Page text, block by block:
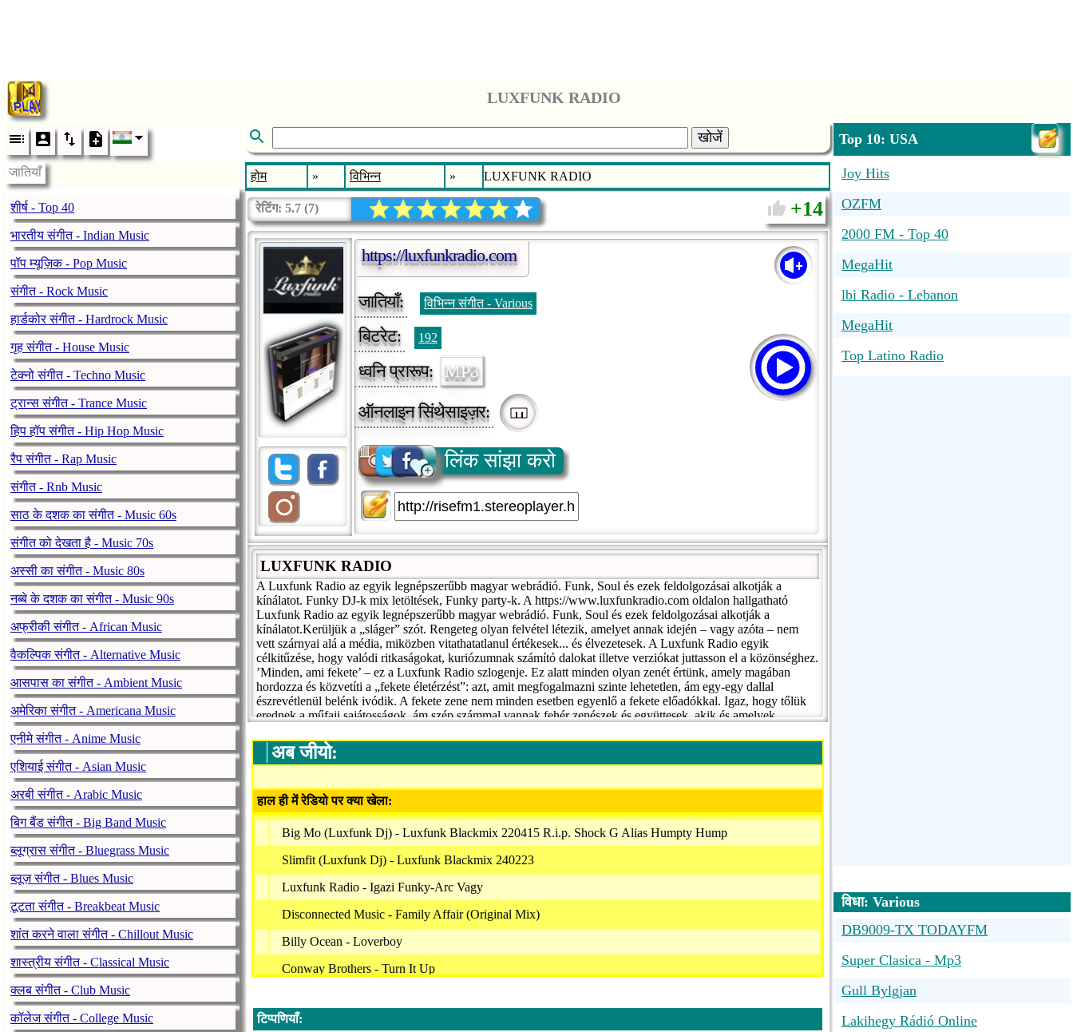
LUXFUNK RADIO
जातियाँ
शीर्ष - Top 40
भारतीय संगीत - Indian Music
पॉप म्यूज़िक - Pop Music
संगीत - Rock Music
हार्डकोर संगीत - Hardrock Music
गृह संगीत - House Music
टेक्नो संगीत - Techno Music
ट्रान्स संगीत - Trance Music
हिप हॉप संगीत - Hip Hop Music
रैप संगीत - Rap Music
संगीत - Rnb Music
साठ के दशक का संगीत - Music 60s
संगीत को देखता है - Music 70s
अस्सी का संगीत - Music 80s
नब्बे के दशक का संगीत - Music 90s
अफ्रीकी संगीत - African Music
वैकल्पिक संगीत - Alternative Music
आसपास का संगीत - Ambient Music
अमेरिका संगीत - Americana Music
एनीमे संगीत - Anime Music
एशियाई संगीत - Asian Music
अरबी संगीत - Arabic Music
बिग बैंड संगीत - Big Band Music
ब्लूग्रास संगीत - Bluegrass Music
ब्लूज़ संगीत - Blues Music
टूटता संगीत - Breakbeat Music
शांत करने वाला संगीत - Chillout Music
शास्त्रीय संगीत - Classical Music
क्लब संगीत - Club Music
कॉलेज संगीत - College Music
खोजें
होम » विभिन्न » LUXFUNK RADIO
रेटिंग: 5.7 (7) 14
https://luxfunkradio.com
जातियाँ: विभिन्न संगीत - Various
बिटरेट: 192
ध्वनि प्रारूप: MP3
ऑनलाइन सिंथेसाइज़र:
लिंक सांझा करो
LUXFUNK RADIO
A Luxfunk Radio az egyik legnépszerűbb magyar webrádió. Funk, Soul és ezek feldolgozásai alkotják a
kínálatot. Funky DJ-k mix letöltések, Funky party-k. A https://www.luxfunkradio.com oldalon hallgatható
Luxfunk Radio az egyik legnépszerűbb magyar webrádió. Funk, Soul és ezek feldolgozásai alkotják a
kínálatot.Kerüljük a „sláger” szót. Rengeteg olyan felvétel létezik, amelyet annak idején – vagy azóta – nem
vett szárnyai alá a média, miközben vitathatatlanul értékesek... és élvezetesek. A Luxfunk Radio egyik
célkitűzése, hogy valódi ritkaságokat, kuriózumnak számító dalokat illetve verziókat juttasson el a közönséghez.
’Minden, ami fekete’ – ez a Luxfunk Radio szlogenje. Ez alatt minden olyan zenét értünk, amely magában
hordozza és közvetíti a „fekete életérzést”: azt, amit megfogalmazni szinte lehetetlen, ám egy-egy dallal
észrevétlenül belénk ivódik. A fekete zene nem minden esetben egyenlő a fekete előadókkal. Igaz, hogy tőlük
erednek a műfaji sajátosságok, ám szép számmal vannak fehér zenészek és együttesek, akik és amelyek
játszik. A cél nem a fecsegés, hanem a kifogástalan háttérzene biztosítása – bárhol és bármikor. Mindenki
megtalálja a nekivalót: az, aki partizni szeretne, az, aki lazítani, az, aki épp dolgozik. Erről részletesen a rádió
अब जीयो:
हाल ही में रेडियो पर क्या खेला:
Big Mo (Luxfunk Dj) - Luxfunk Blackmix 220415 R.i.p. Shock G Alias Humpty Hump
Slimfit (Luxfunk Dj) - Luxfunk Blackmix 240223
Luxfunk Radio - Igazi Funky-Arc Vagy
Disconnected Music - Family Affair (Original Mix)
Billy Ocean - Loverboy
Conway Brothers - Turn It Up
Brian Culbertson - Funkin' Like My Fathers
टिप्पणियाँ:
Top 10: USA
Joy Hits
OZFM
2000 FM - Top 40
MegaHit
lbi Radio - Lebanon
MegaHit
Top Latino Radio
विधा: Various
DB9009-TX TODAYFM
Super Clasica - Mp3
Gull Bylgjan
Lakihegy Rádió Online